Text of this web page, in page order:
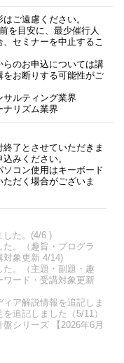
ご遠慮ください。
を目安に、最少催行人
セミナーを中止するこ
のお申込については講
をお断りする可能性がご
ルティング業界
リズム業界
終了とさせていただきま
みください。
ソコン使用はキーボード
だく場合がございま
した。(4/6 )
。（趣旨・プログラ
対象更新 4/14)
。（主題・副題・趣
ワード・受講対象更新
ア解説情報を追記しま
追記しました（5/11）
シリーズ 【2026年6月